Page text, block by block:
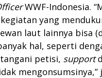
WWF-Indonesia.
yang
laut lainnya bisa
hal, seperti
petisi, support
mengonsumsinya,”